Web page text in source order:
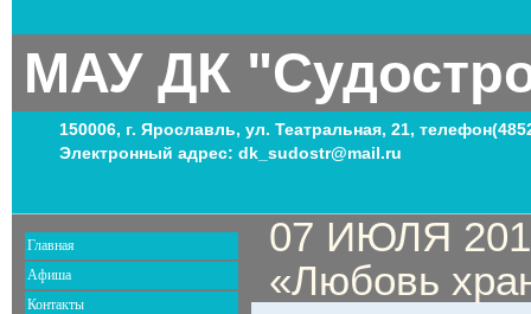
МАУ ДК
150006, г. Ярославль, ул. Театральная, 21,
Электронный адрес: dk_sudostr@mail.ru
Главная
Афиша
Контакты
07 ИЮЛЯ
«Любовь